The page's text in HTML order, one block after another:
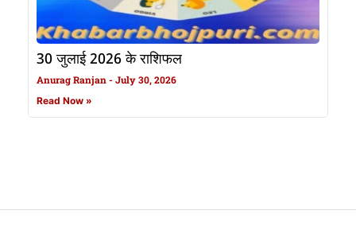
30 जुलाई 2026 के राशिफल
Anurag Ranjan July 30, 2026
Read Now »